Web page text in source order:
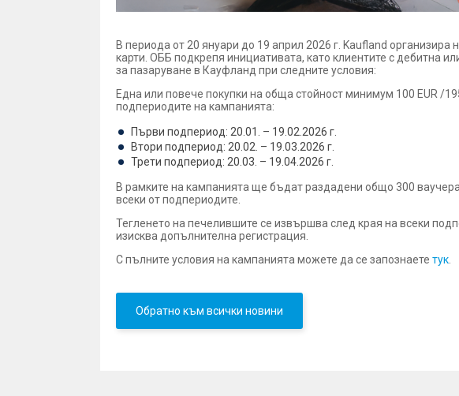
В периода от 20 януари до 19 април 2026 г. Kaufland
карти. ОББ подкрепя инициативата, като клиентите с дебитна
за пазаруване в Кауфланд при следните условия:
Една или повече покупки на обща стойност минимум 100 EUR /
подпериодите на кампанията:
Първи подпериод: 20.01. – 19.02.2026 г.
Втори подпериод: 20.02. – 19.03.2026 г.
Трети подпериод: 20.03. – 19.04.2026 г.
В рамките на кампанията ще бъдат раздадени общо 300
всеки от подпериодите.
Тегленето на печелившите се извършва след края на всеки
изисква допълнителна регистрация.
С пълните условия на кампанията можете да се запознаете тук
Обратно към всички новини